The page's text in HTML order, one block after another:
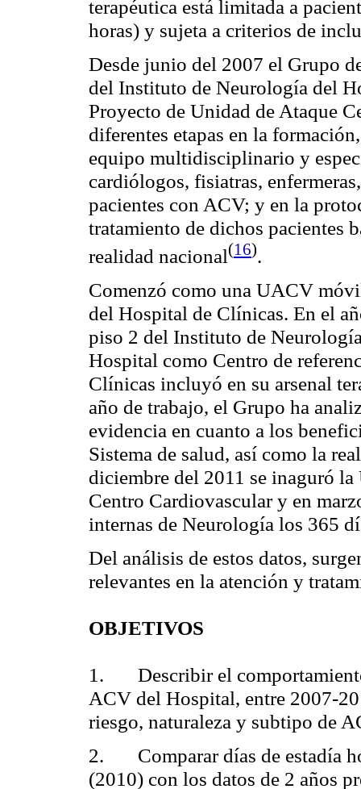
terapéutica está limitada a
horas) y sujeta a criterios de
Desde junio del 2007 el Grupo
del Instituto de Neurología del
Proyecto de Unidad de Ataque
diferentes etapas en la
equipo multidisciplinario y
cardiólogos, fisiatras,
pacientes con ACV; y en la
tratamiento de dichos pacientes
realidad nacional(16).
Comenzó como una UACV
del Hospital de Clínicas. En el
piso 2 del Instituto de
Hospital como Centro de
Clínicas incluyó en su arsenal
año de trabajo, el Grupo ha
evidencia en cuanto a los
Sistema de salud, así como la
diciembre del 2011 se inaguró
Centro Cardiovascular y en
internas de Neurología los 365
Del análisis de estos datos,
relevantes en la atención y
OBJETIVOS
1.
Describir el
ACV del Hospital, entre 2007-
riesgo, naturaleza y subtipo de
2.
Comparar días de estadía
(2010) con los datos de 2 años